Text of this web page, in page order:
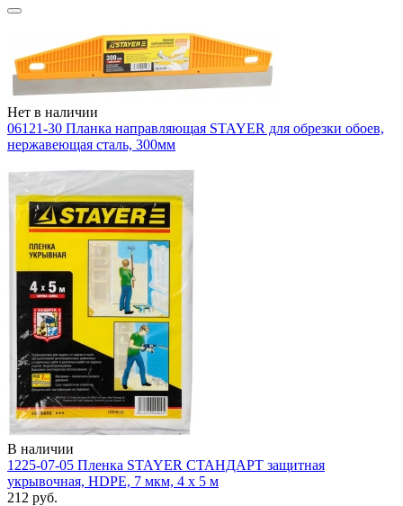
Нет в наличии
06121-30 Планка направляющая STAYER для обрезки обоев,
нержавеющая сталь, 300мм
В наличии
1225-07-05 Пленка STAYER СТАНДАРТ защитная
укрывочная, HDPE, 7 мкм, 4 х 5 м
212 руб.